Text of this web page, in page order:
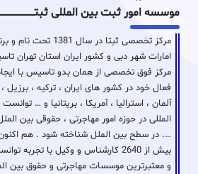
موسسه امور ثبت بین المللی
مرکز تخصصی ثبتا در
امارات شهر دبی و کشور ایران استان تهران
مرکز فوق تخصصی از همان بدو تاسیس با
فعال خود در کشور های ایران ، ترکیه ، برزیل ،
آلمان ، استرالیا ، آمریکا ، بریتانیا و …
المللی در حوزه امور مهاجرتی ، حقوقی بین
…. در سطح بین الملل شناخته شود . هم اکنون
بیش از 2640 کارشناس و وکیل با تجربه
و معتبرترین موسسات مهاجرتی و حقوق بین